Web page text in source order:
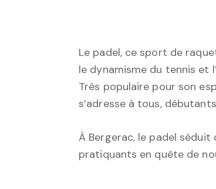
Le padel, ce sport de
le dynamisme du tennis et
Très populaire pour son
s’adresse à tous,
À Bergerac, le padel séduit
pratiquants en quête de